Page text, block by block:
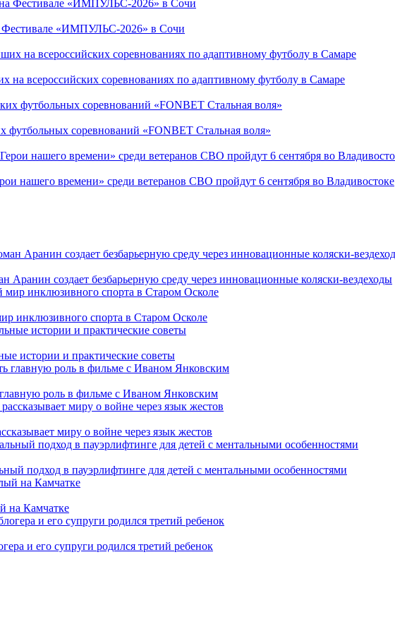
Фестивале «ИМПУЛЬС-2026» в Сочи
на всероссийских соревнованиях по адаптивному футболу в Самаре
футбольных соревнований «FONBET Стальная воля»
нашего времени» среди ветеранов СВО пройдут 6 сентября во Владивостоке
Аранин создает безбарьерную среду через инновационные коляски-вездеходы
инклюзивного спорта в Старом Осколе
истории и практические советы
роль в фильме с Иваном Янковским
миру о войне через язык жестов
подход в пауэрлифтинге для детей с ментальными особенностями
на Камчатке
и его супруги родился третий ребенок